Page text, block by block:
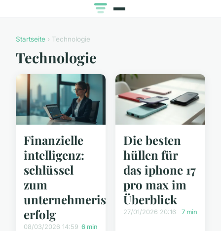
Startseite › Technologie
Technologie
Finanzielle
intelligenz:
schlüssel
zum
unternehmerischen
erfolg
08/03/2026 14:59 6 min
Die besten
hüllen für
das iphone 17
pro max im
Überblick
27/01/2026 20:16 7 min